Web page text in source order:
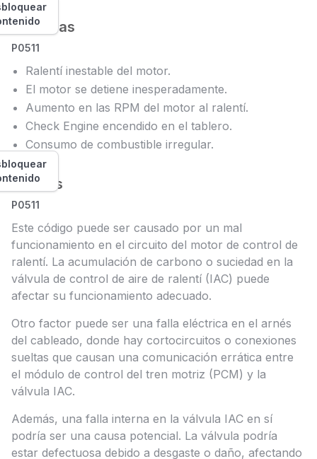
Síntomas
P0511
Ralentí inestable del motor.
El motor se detiene inesperadamente.
Aumento en las RPM del motor al ralentí.
Check Engine encendido en el tablero.
Consumo de combustible irregular.
Causas
P0511
Este código puede ser causado por un mal
funcionamiento en el circuito del motor de control de
ralentí. La acumulación de carbono o suciedad en la
válvula de control de aire de ralentí (IAC) puede
afectar su funcionamiento adecuado.
Otro factor puede ser una falla eléctrica en el arnés
del cableado, donde hay cortocircuitos o conexiones
sueltas que causan una comunicación errática entre
el módulo de control del tren motriz (PCM) y la
válvula IAC.
Además, una falla interna en la válvula IAC en sí
podría ser una causa potencial. La válvula podría
estar defectuosa debido a desgaste o daño, afectando